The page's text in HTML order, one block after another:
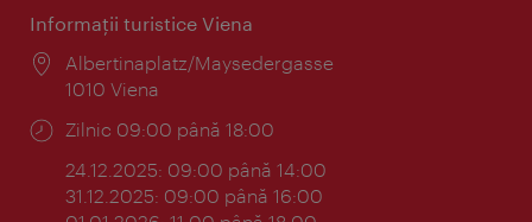
Informaţii turistice Viena
Locul:
Albertinaplatz/Maysedergasse
1010 Viena
Program:
Zilnic 09:00 până 18:00
24.12.2025: 09:00 până 14:00
31.12.2025: 09:00 până 16:00